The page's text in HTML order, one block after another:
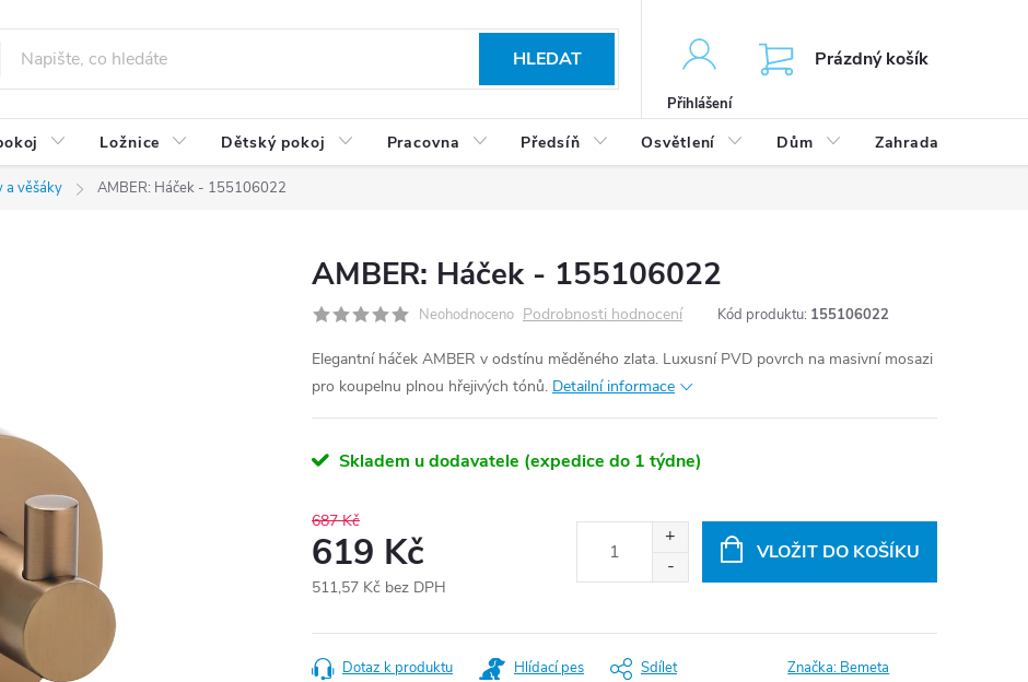
HLEDAT
Přihlášení
Prázdný košík
Ložnice Dětský pokoj Pracovna Předsíň Osvětlení Dům Zahrada
a věšáky AMBER: Háček - 155106022
AMBER: Háček - 155106022
Neohodnoceno Podrobnosti hodnocení Kód produktu: 155106022
Elegantní háček AMBER v odstínu měděného zlata. Luxusní PVD povrch na masivní mosazi
pro koupelnu plnou hřejivých tónů. Detailní informace
Skladem u dodavatele (expedice do 1 týdne)
687 Kč
619 Kč
511,57 Kč bez DPH
cena:
VLOŽIT DO KOŠÍKU
Dotaz k produktu Hlídací pes Sdílet Značka: Bemeta